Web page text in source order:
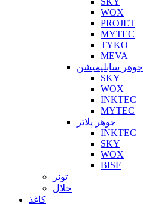
WOX
PROJET
MYTEC
TYKO
MEVA
جوهر سابلیمیشن
SKY
WOX
INKTEC
MYTEC
جوهر پلاتر
INKTEC
SKY
WOX
BISF
تونر
حلال
کاغذ